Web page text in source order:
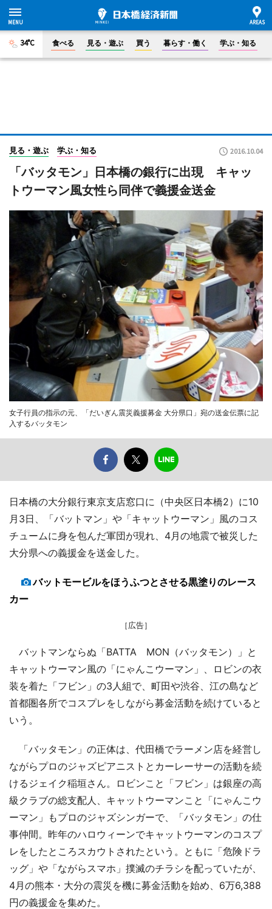
34°C 食べる 見る・遊ぶ 買う 暮らす・働く 学ぶ・知る
見る・遊ぶ 学ぶ・知る 2016.10.04
「バッタモン」日本橋の銀行に出現 キャッ
トウーマン風女性ら同伴で義援金送金
女子行員の指示の元、「だいぎん震災義援募金 大分県口」宛の送金伝票に記
入するバッタモン
日本橋の大分銀行東京支店窓口に（中央区日本橋2）に10
月3日、「バットマン」や「キャットウーマン」風のコス
チュームに身を包んだ軍団が現れ、4月の地震で被災した
大分県への義援金を送金した。
バットモービルをほうふつとさせる黒塗りのレース
カー
［広告］
バットマンならぬ「BATTA MON（バッタモン）」と
キャットウーマン風の「にゃんこウーマン」、ロビンの衣
装を着た「フビン」の3人組で、町田や渋谷、江の島など
首都圏各所でコスプレをしながら募金活動を続けていると
いう。
「バッタモン」の正体は、代田橋でラーメン店を経営し
ながらプロのジャズピアニストとカーレーサーの活動を続
けるジェイク稲垣さん。ロビンこと「フビン」は銀座の高
級クラブの総支配人、キャットウーマンこと「にゃんこウ
ーマン」もプロのジャズシンガーで、「バッタモン」の仕
事仲間。昨年のハロウィーンでキャットウーマンのコスプ
レをしたところスカウトされたという。ともに「危険ドラ
ッグ」や「ながらスマホ」撲滅のチラシを配っていたが、
4月の熊本・大分の震災を機に募金活動を始め、6万6,388
円の義援金を集めた。